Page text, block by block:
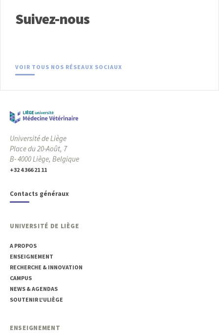
Suivez-nous
VOIR TOUS NOS RÉSEAUX SOCIAUX
Université de Liège
Place du 20-Août, 7
B- 4000 Liège, Belgique
+32 4 366 21 11
Contacts généraux
UNIVERSITÉ DE LIÈGE
A PROPOS
ENSEIGNEMENT
RECHERCHE & INNOVATION
CAMPUS
NEWS & AGENDAS
SOUTENIR L'ULIÈGE
ENSEIGNEMENT